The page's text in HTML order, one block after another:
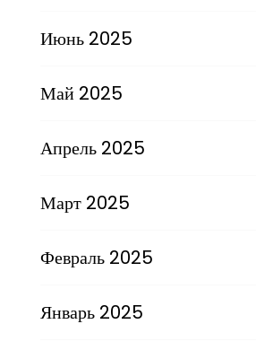
Июнь 2025
Май 2025
Апрель 2025
Март 2025
Февраль 2025
Январь 2025